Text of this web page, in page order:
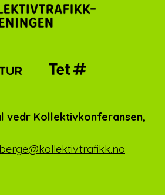
vedr Kollektivkonferansen,